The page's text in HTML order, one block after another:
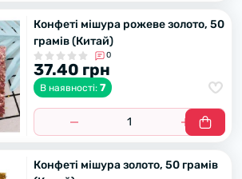
Конфеті мішура рожеве золото, 50
грамів (Китай)
0
37.40 грн
В наявності: 7
Конфеті мішура золото, 50 грамів